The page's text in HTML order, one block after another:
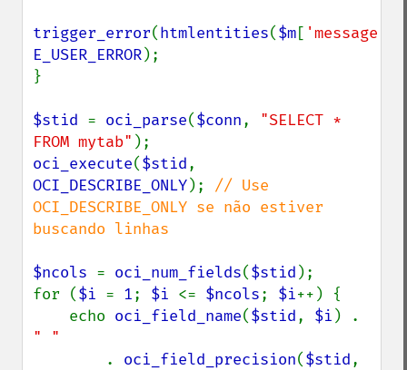
trigger_error(htmlentities($m[ 'message'
E_USER_ERROR);
}
$stid = oci_parse($conn, "SELECT *
FROM mytab"
oci_execute($stid
OCI_DESCRIBE_ONLY); // Use
OCI_DESCRIBE_ONLY se não estiver
buscando linhas
$ncols = oci_num_fields($stid );
for ($i = 1; $i <= $ncols; $i++) {
    echo
oci_field_name($stid, $i
" "
. oci_field_precision($stid